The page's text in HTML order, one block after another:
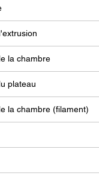
la chambre
plateau
la chambre (filament)